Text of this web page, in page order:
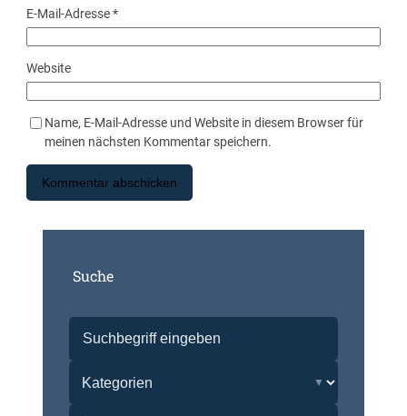
E-Mail-Adresse*
Website
Name, E-Mail-Adresse und Website in diesem Browser für
meinen nächsten Kommentar speichern.
Suche